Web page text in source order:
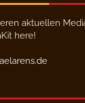
aktuellen
here!